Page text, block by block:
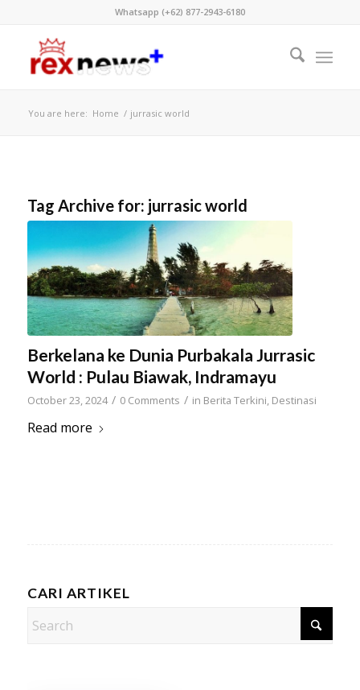
Whatsapp (+62) 877-2943-6180
You are here: Home / jurrasic world
Tag Archive for: jurrasic world
Berkelana ke Dunia Purbakala Jurrasic
World : Pulau Biawak, Indramayu
October 23, 2024 / 0 Comments / in Berita Terkini, Destinasi
Read more
CARI ARTIKEL